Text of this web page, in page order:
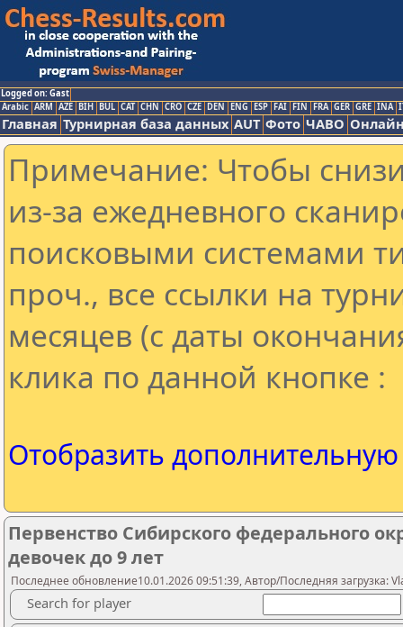
Logged on: Gast
Arabic ARM AZE BIH BUL CAT CHN CRO CZE DEN ENG ESP FAI FIN FRA GER GRE INA
Главная Турнирная база данных AUT Фото ЧАВО
Примечание: Чтобы
из-за ежедневного
поисковыми системами
проч., все ссылки на
месяцев (с даты
клика по данной кнопке :
Отобразить
Первенство Сибирского федерального
девочек до 9 лет
Последнее обновление10.01.2026 09:51:39, Автор/Последняя загрузка:
Search for player